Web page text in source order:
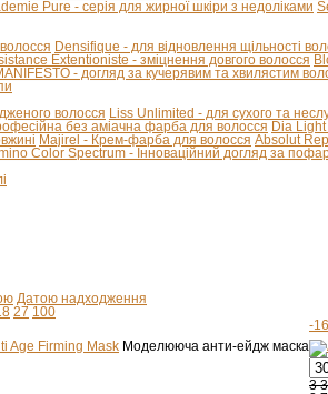
Pure - серія для жирної шкіри з недоліками
Densifique - для відновлення щільності
Extentioniste - зміцнення довгого волосся
- догляд за кучерявим та хвилястим
волосся Liss Unlimited - для сухого та
без аміачна фарба для волосся Dia Light
Majirel - Крем-фарба для волосся Absolut
Color Spectrum - Інноваційний догляд за
Датою надходження
27 100
Age Firming Mask Моделююча анти-ейдж маска
-
3